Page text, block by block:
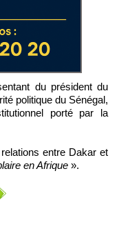
politique du Sénégal,
porté par la
relations entre Dakar et
en Afrique ».